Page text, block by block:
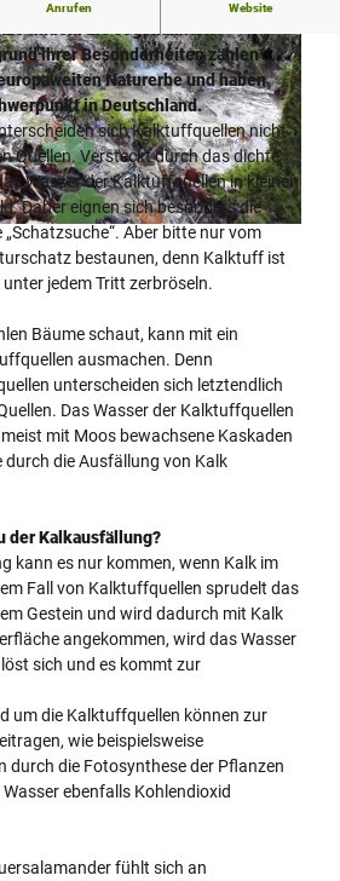
Anrufen Website
ihrer Besonderheiten zählen
Naturerbe und haben
in Deutschland.
sich Kalktuffquellen nicht
Quellen. Versteckt durch das dichte
Wasser der Kalktuffquellen in kleinen
Daher eignen sich besonders die
Aber bitte nur vom
bestaunen, denn Kalktuff ist
jedem Tritt zerbröseln.
Bäume schaut, kann mit ein
ausmachen. Denn
unterscheiden sich letztendlich
Das Wasser der Kalktuffquellen
mit Moos bewachsene Kaskaden
durch die Ausfällung von Kalk
der Kalkausfällung?
kann es nur kommen, wenn Kalk im
Fall von Kalktuffquellen sprudelt das
Gestein und wird dadurch mit Kalk
angekommen, wird das Wasser
sich und es kommt zur
um die Kalktuffquellen können zur
wie beispielsweise
durch die Fotosynthese der Pflanzen
ebenfalls Kohlendioxid
fühlt sich an